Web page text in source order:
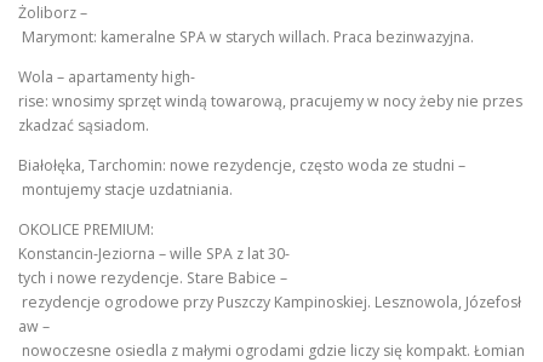
Żoliborz –
Marymont: kameralne SPA w starych willach. Praca bezinwazyjna.
Wola – apartamenty high-
rise: wnosimy sprzęt windą towarową, pracujemy w nocy żeby nie przes
zkadzać sąsiadom.
Białołęka, Tarchomin: nowe rezydencje, często woda ze studni –
montujemy stacje uzdatniania.
OKOLICE PREMIUM:
Konstancin-Jeziorna – wille SPA z lat 30-
tych i nowe rezydencje. Stare Babice –
rezydencje ogrodowe przy Puszczy Kampinoskiej. Lesznowola, Józefosł
aw –
nowoczesne osiedla z małymi ogrodami gdzie liczy się kompakt. Łomian